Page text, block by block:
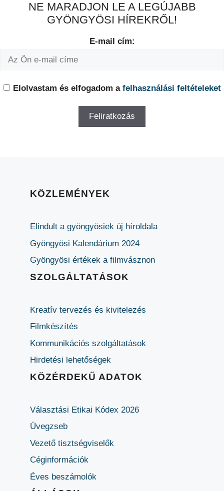
NE MARADJON LE A LEGÚJABB
GYÖNGYÖSI HÍREKRŐL!
E-mail cím:
Elolvastam és elfogadom a felhasználási feltételeket
KÖZLEMÉNYEK
Elindult a gyöngyösiek új híroldala
Gyöngyösi Kalendárium 2024
Gyöngyösi értékek a filmvásznon
SZOLGÁLTATÁSOK
Kreatív tervezés és kivitelezés
Filmkészítés
Kommunikációs szolgáltatások
Hirdetési lehetőségek
KÖZÉRDEKŰ ADATOK
Választási Etikai Kódex 2026
Üvegzseb
Vezető tisztségviselők
Céginformációk
Éves beszámolók